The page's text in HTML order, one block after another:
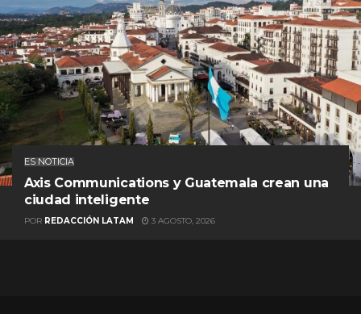
ES NOTICIA
Axis Communications y Guatemala crean una
ciudad inteligente
POR REDACCIÓN LATAM 3 AGOSTO, 2026